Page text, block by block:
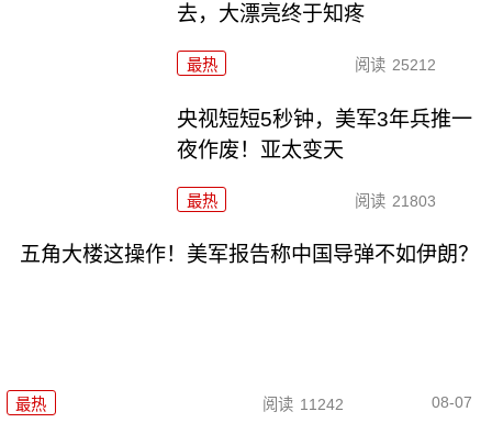
去，大漂亮终于知疼
最热 阅读 25212
央视短短5秒钟，美军3年兵推一
夜作废！亚太变天
最热 阅读 21803
五角大楼这操作！美军报告称中国导弹不如伊朗？
最热 阅读 11242 08-07